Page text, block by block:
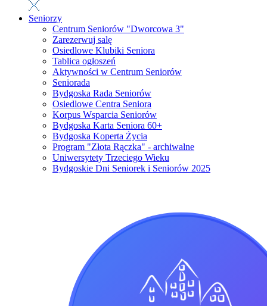
Seniorzy
Centrum Seniorów "Dworcowa 3"
Zarezerwuj salę
Osiedlowe Klubiki Seniora
Tablica ogłoszeń
Aktywności w Centrum Seniorów
Seniorada
Bydgoska Rada Seniorów
Osiedlowe Centra Seniora
Korpus Wsparcia Seniorów
Bydgoska Karta Seniora 60+
Bydgoska Koperta Życia
Program "Złota Rączka" - archiwalne
Uniwersytety Trzeciego Wieku
Bydgoskie Dni Seniorek i Seniorów 2025